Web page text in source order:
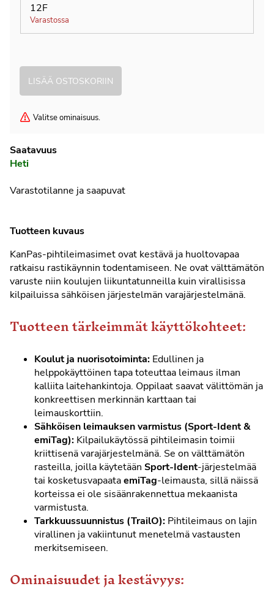
12F
Varastossa
Valitse ominaisuus.
Saatavuus
Heti
Varastotilanne ja saapuvat
Tuotteen kuvaus
KanPas-pihtileimasimet ovat kestävä ja huoltovapaa
ratkaisu rastikäynnin todentamiseen. Ne ovat välttämätön
varuste niin koulujen liikuntatunneilla kuin virallisissa
kilpailuissa sähköisen järjestelmän varajärjestelmänä.
Tuotteen tärkeimmät käyttökohteet:
Koulut ja nuorisotoiminta: Edullinen ja
helppokäyttöinen tapa toteuttaa leimaus ilman
kalliita laitehankintoja. Oppilaat saavat välittömän ja
konkreettisen merkinnän karttaan tai
leimauskorttiin.
Sähköisen leimauksen varmistus (Sport-Ident &
emiTag): Kilpailukäytössä pihtileimasin toimii
kriittisenä varajärjestelmänä. Se on välttämätön
rasteilla, joilla käytetään Sport-Ident-järjestelmää
tai kosketusvapaataemiTag-leimausta, sillä näissä
korteissa ei ole sisäänrakennettua mekaanista
varmistusta.
Tarkkuussuunnistus (TrailO): Pihtileimaus on lajin
virallinen ja vakiintunut menetelmä vastausten
merkitsemiseen.
Ominaisuudet ja kestävyys: